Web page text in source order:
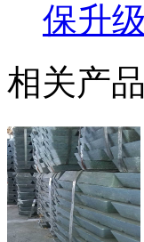
保升
相关产品